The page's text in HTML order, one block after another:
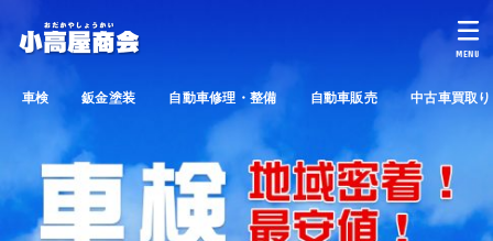
車検 鈑金塗装 自動車修理・整備 自動車販売 中古車買取り
MENU